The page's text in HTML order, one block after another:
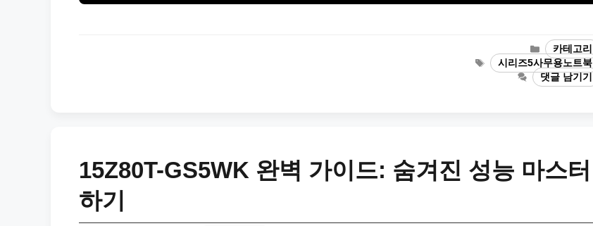
카
테
고
리
카테고리
태
그
시리즈5사무용노트북
댓글 남기기
15Z80T-GS5WK 완벽 가이드: 숨겨진 성능 마스터
하기